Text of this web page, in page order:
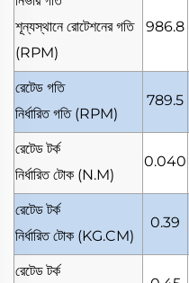
শূন্যস্থানে রোটেশনের গতি
(RPM)
986.8
রেটেড গতি
নির্ধারিত গতি (RPM)
789.5
রেটেড টর্ক
নির্ধারিত টোক (N.M)
0.040
রেটেড টর্ক
নির্ধারিত টোক (KG.CM)
0.39
রেটেড টর্ক